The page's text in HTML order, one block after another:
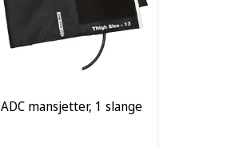
ADC mansjetter, 1 slange